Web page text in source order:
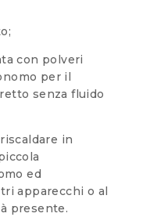
con polveri
per il
senza fluido
in
ed
apparecchi o al
presente.